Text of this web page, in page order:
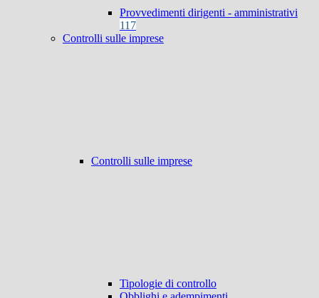
Provvedimenti dirigenti - amministrativi
117
Controlli sulle imprese
Controlli sulle imprese
Tipologie di controllo